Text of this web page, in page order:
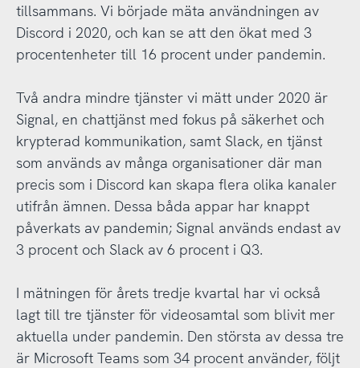
tillsammans. Vi började mäta användningen av
Discord i 2020, och kan se att den ökat med 3
procentenheter till 16 procent under pandemin.
Två andra mindre tjänster vi mätt under 2020 är
Signal, en chattjänst med fokus på säkerhet och
krypterad kommunikation, samt Slack, en tjänst
som används av många organisationer där man
precis som i Discord kan skapa flera olika kanaler
utifrån ämnen. Dessa båda appar har knappt
påverkats av pandemin; Signal används endast av
3 procent och Slack av 6 procent i Q3.
I mätningen för årets tredje kvartal har vi också
lagt till tre tjänster för videosamtal som blivit mer
aktuella under pandemin. Den största av dessa tre
är Microsoft Teams som 34 procent använder, följt